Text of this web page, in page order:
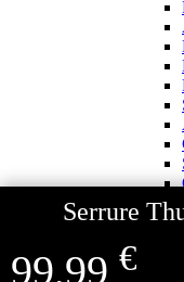
Serrure
99,99 €